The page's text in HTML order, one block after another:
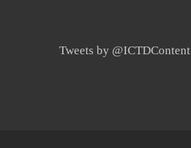
Tweets by @ICTDContent